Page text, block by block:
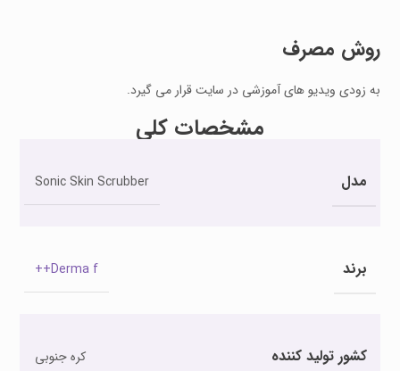
روش مصرف
به زودی ویدیو های آموزشی در سایت قرار می گیرد.
مشخصات کلی
مدل Sonic Skin Scrubber
برند Derma f++
کشور تولید کننده کره جنوبی